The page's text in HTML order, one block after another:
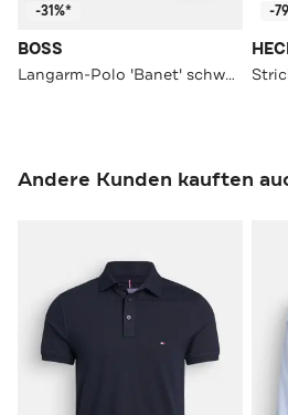
-31%*
BOSS
Langarm-Polo 'Banet' schwarzblau
-
Andere Kunden kauften